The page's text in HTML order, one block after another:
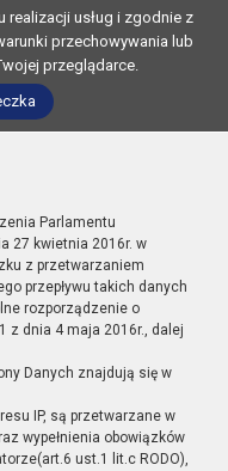
usług i zgodnie z
przechowywania lub
przeglądarce.
Parlamentu
27 kwietnia 2016r. w
z przetwarzaniem
przepływu takich danych
rozporządzenie o
z dnia 4 maja 2016r., dalej
Danych znajdują się w
IP, są przetwarzane w
wypełnienia obowiązków
ust.1 lit.c RODO),